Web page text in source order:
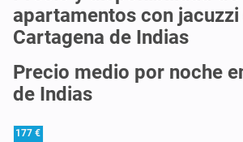
apartamentos con jacuzzi
Cartagena de Indias
Precio medio por noche
de Indias
177 €